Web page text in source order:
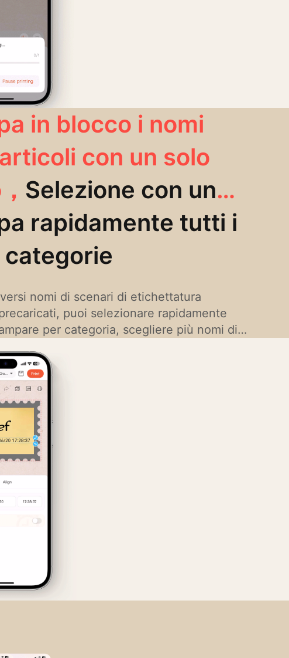
in blocco i nomi
con un solo
Selezione con un
rapidamente tutti i
nomi di scenari di etichettatura
puoi selezionare rapidamente
per categoria, scegliere più nomi di
tempo e fatica